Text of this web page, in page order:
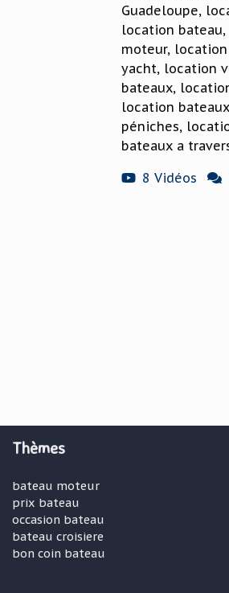
Guadeloupe,
location
moteur,
yacht, location
bateaux,
location
péniches,
bateaux a
8 Vidéos
Thèmes
bateau moteur
prix bateau
occasion bateau
bateau croisiere
bon coin bateau